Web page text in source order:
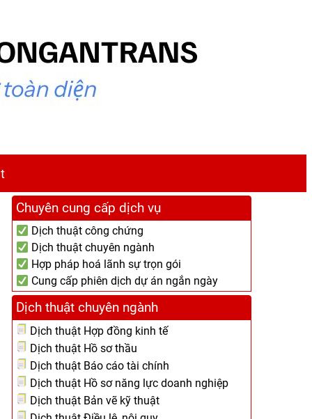
Chuyên cung cấp dịch vụ
Dịch thuật công chứng
Dịch thuật chuyên ngành
Hợp pháp hoá lãnh sự trọn gói
Cung cấp phiên dịch dự án ngắn ngày
Dịch thuật chuyên ngành
Dịch thuật Hợp đồng kinh tế
Dịch thuật Hồ sơ thầu
Dịch thuật Báo cáo tài chính
Dịch thuật Hồ sơ năng lực doanh nghiệp
Dịch thuật Bản vẽ kỹ thuật